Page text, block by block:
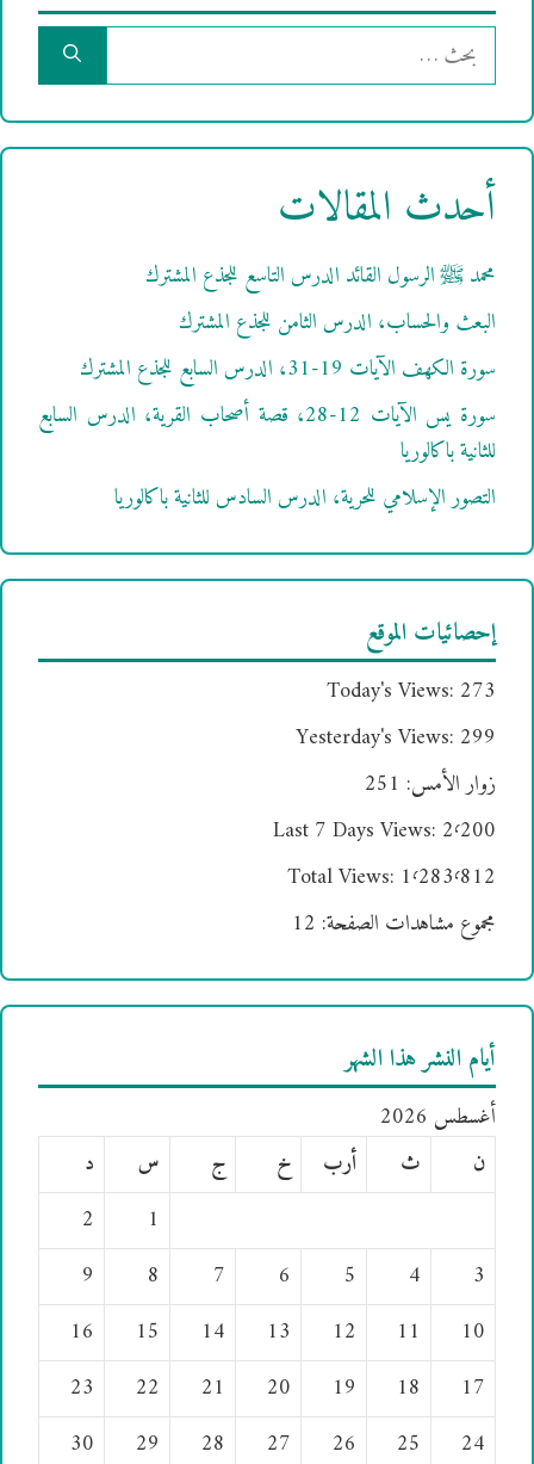
البحث
عن:
أحدث المقالات
محمد ﷺ الرسول القائد الدرس التاسع للجذع المشترك
البعث والحساب، الدرس الثامن للجذع المشترك
سورة الكهف الآيات 19-31، الدرس السابع للجذع المشترك
سورة يس الآيات 12-28، قصة أصحاب القرية، الدرس السابع
للثانية باكالوريا
التصور الإسلامي للحرية، الدرس السادس للثانية باكالوريا
إحصائيات الموقع
Today's Views: 273
Yesterday's Views: 299
زوار الأمس: 251
Last 7 Days Views: 2٬200
Total Views: 1٬283٬812
مجموع مشاهدات الصفحة: 12
أيام النشر هذا الشهر
أغسطس 2026
ن
ث أرب خ ج س
د
1
2
3
4
5
6
7
8
9
10
11
12
13
14
15
16
17
18
19
20
21
22
23
24
25
26
27
28
29
30